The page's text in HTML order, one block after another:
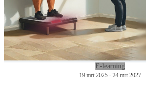
E-learning
19 mrt 2025 - 24 mrt 2027